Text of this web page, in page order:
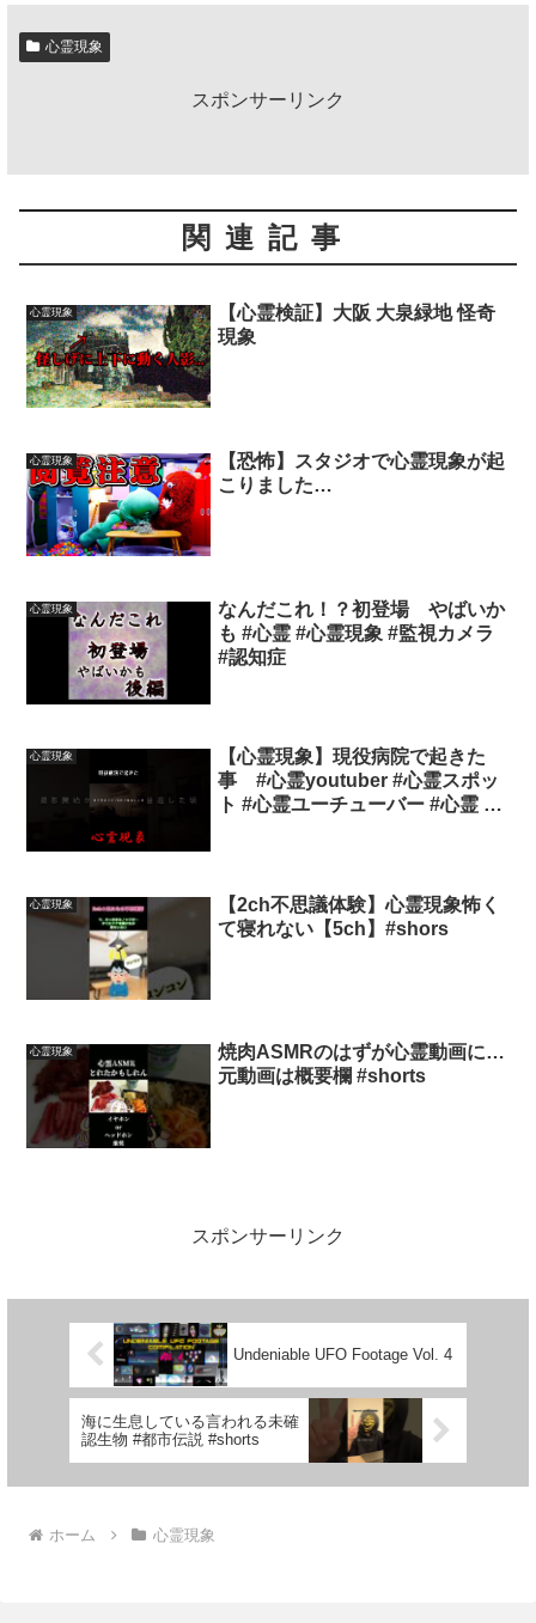
心霊現象
スポンサーリンク
関連記事
心霊現象
【心霊検証】大阪 大泉緑地 怪奇
現象
心霊現象
【恐怖】スタジオで心霊現象が起
こりました…
心霊現象
なんだこれ！？初登場 やばいか
も #心霊 #心霊現象 #監視カメラ
#認知症
心霊現象
【心霊現象】現役病院で起きた
事 #心霊youtuber #心霊スポッ
ト #心霊ユーチューバー #心霊 #
心霊現象
【2ch不思議体験】心霊現象怖く
て寝れない【5ch】#shors
心霊現象
焼肉ASMRのはずが心霊動画に…
元動画は概要欄 #shorts
スポンサーリンク
Undeniable UFO Footage Vol. 4
海に生息している言われる未確
認生物 #都市伝説 #shorts
ホーム 心霊現象